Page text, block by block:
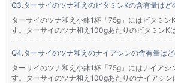
ターサイのツナ和えのビタミンKの含有量はど
ターサイのツナ和え小鉢1杯「75g」にはビタミン
す。ターサイのツナ和え100gあたりのビタミンK
ターサイのツナ和えのナイアシンの含有量は
ターサイのツナ和え小鉢1杯「75g」にはナイアシ
す。ターサイのツナ和え100gあたりのナイアシン